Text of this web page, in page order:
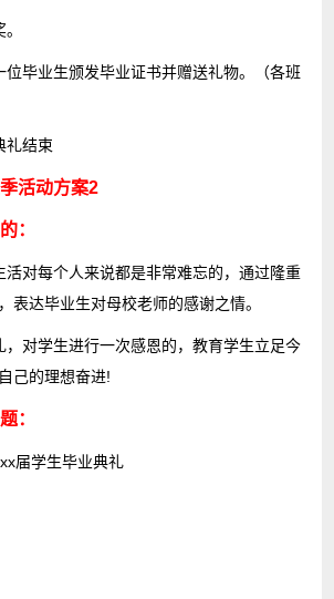
位毕业生颁发毕业证书并赠送礼物。（各班
礼结束
活动方案2
：
活对每个人来说都是非常难忘的，通过隆重
表达毕业生对母校老师的感谢之情。
，对学生进行一次感恩的，教育学生立足今
己的理想奋进!
：
届学生毕业典礼